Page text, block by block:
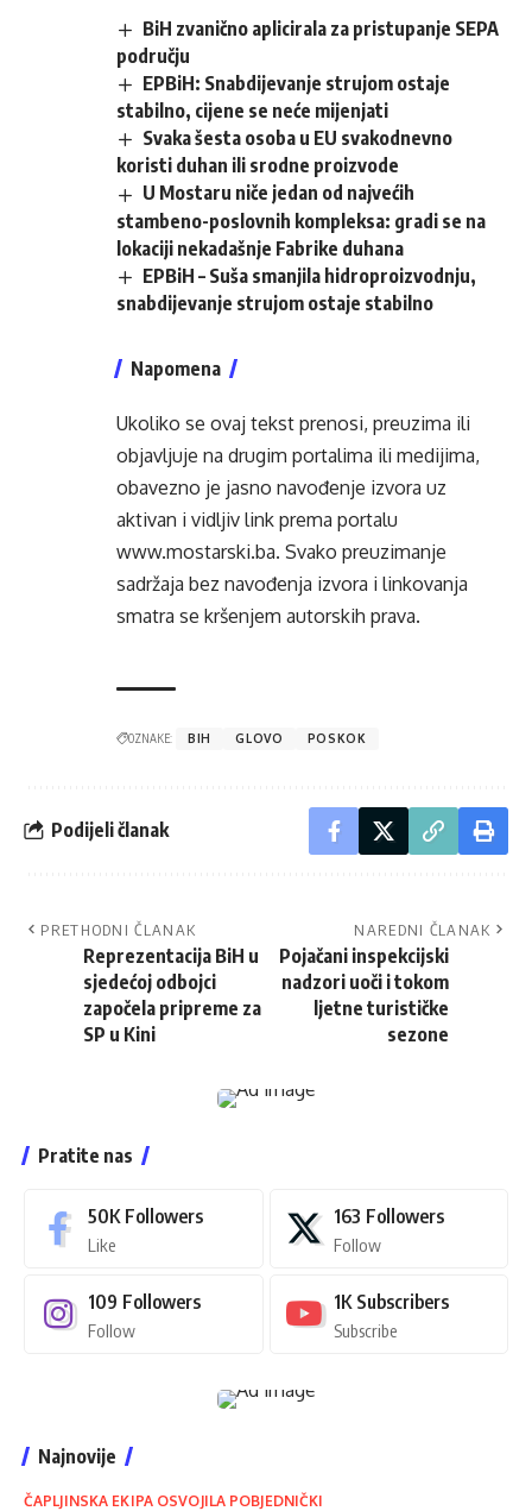
BiH zvanično aplicirala za pristupanje SEPA
području
EPBiH: Snabdijevanje strujom ostaje
stabilno, cijene se neće mijenjati
Svaka šesta osoba u EU svakodnevno
koristi duhan ili srodne proizvode
U Mostaru niče jedan od najvećih
stambeno-poslovnih kompleksa: gradi se na
lokaciji nekadašnje Fabrike duhana
EPBiH – Suša smanjila hidroproizvodnju,
snabdijevanje strujom ostaje stabilno
Napomena
Ukoliko se ovaj tekst prenosi, preuzima ili
objavljuje na drugim portalima ili medijima,
obavezno je jasno navođenje izvora uz
aktivan i vidljiv link prema portalu
www.mostarski.ba. Svako preuzimanje
sadržaja bez navođenja izvora i linkovanja
smatra se kršenjem autorskih prava.
OZNAKE: BIH GLOVO POSKOK
Podijeli članak
PRETHODNI ČLANAK
Reprezentacija BiH u
sjedećoj odbojci
započela pripreme za
SP u Kini
NAREDNI ČLANAK
Pojačani inspekcijski
nadzori uoči i tokom
ljetne turističke
sezone
Pratite nas
50K Followers
Like
163 Followers
Follow
109 Followers
Follow
1K Subscribers
Subscribe
Najnovije
ČAPLJINSKA EKIPA OSVOJILA POBJEDNIČKI